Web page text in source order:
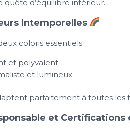
quête d’équilibre intérieur.
Intemporelles
coloris essentiels :
et polyvalent.
et lumineux.
parfaitement à toutes les
et Certifications